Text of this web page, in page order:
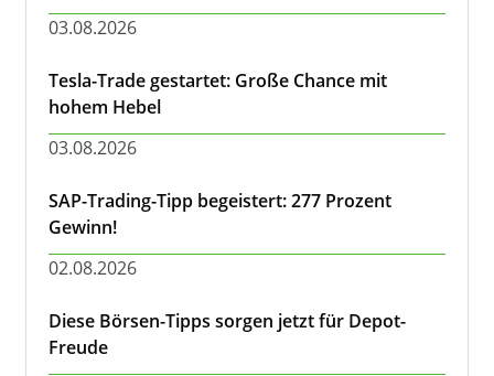
03.08.2026
Tesla-Trade gestartet: Große Chance mit
hohem Hebel
03.08.2026
SAP-Trading-Tipp begeistert: 277 Prozent
Gewinn!
02.08.2026
Diese Börsen-Tipps sorgen jetzt für Depot-
Freude